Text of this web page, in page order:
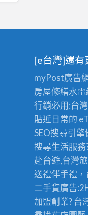
[e台灣]還有
myPost廣告
房屋修繕水
行銷必用:台
貼近日常的
SEO搜尋引擎
搜尋生活服務
赴台遊,台灣
送禮伴手禮
二手貨廣告
加盟創業? 台